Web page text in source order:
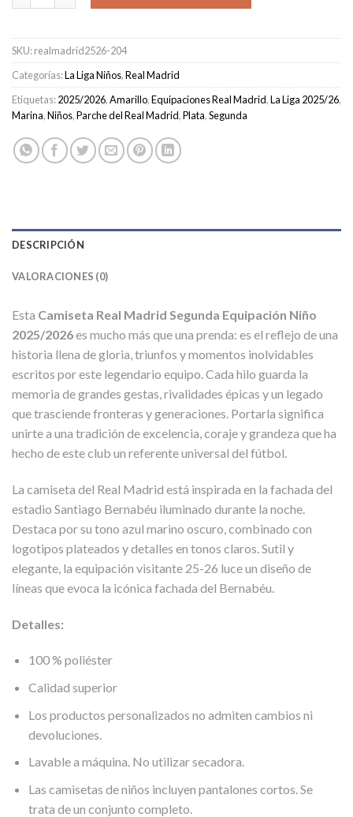
SKU:realmadrid2526-204
Categorías:La Liga Niños,Real Madrid
Etiquetas:2025/2026,Amarillo,Equipaciones Real Madrid,La Liga 2025/26,
Marina,Niños,Parche del Real Madrid,Plata,Segunda
DESCRIPCIÓN
VALORACIONES (0)
Esta Camiseta Real Madrid Segunda Equipación Niño
2025/2026es mucho más que una prenda: es el reflejo de una
historia llena de gloria, triunfos y momentos inolvidables
escritos por este legendario equipo. Cada hilo guarda la
memoria de grandes gestas, rivalidades épicas y un legado
que trasciende fronteras y generaciones. Portarla significa
unirte a una tradición de excelencia, coraje y grandeza que ha
hecho de este club un referente universal del fútbol.
La camiseta del Real Madrid está inspirada en la fachada del
estadio Santiago Bernabéu iluminado durante la noche.
Destaca por su tono azul marino oscuro, combinado con
logotipos plateados y detalles en tonos claros. Sutil y
elegante, la equipación visitante 25-26 luce un diseño de
líneas que evoca la icónica fachada del Bernabéu.
Detalles:
100 % poliéster
Calidad superior
Los productos personalizados no admiten cambios ni
devoluciones.
Lavable a máquina. No utilizar secadora.
Las camisetas de niños incluyen pantalones cortos. Se
trata de un conjunto completo.